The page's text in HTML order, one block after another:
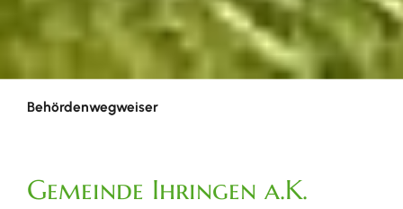
Behördenwegweiser
Gemeinde Ihringen a.K.